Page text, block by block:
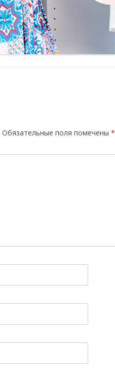
Обязательные поля помечены *